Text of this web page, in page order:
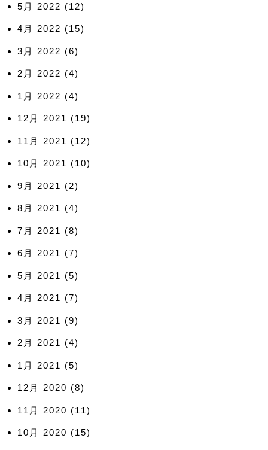
5月 2022 (12)
4月 2022 (15)
3月 2022 (6)
2月 2022 (4)
1月 2022 (4)
12月 2021 (19)
11月 2021 (12)
10月 2021 (10)
9月 2021 (2)
8月 2021 (4)
7月 2021 (8)
6月 2021 (7)
5月 2021 (5)
4月 2021 (7)
3月 2021 (9)
2月 2021 (4)
1月 2021 (5)
12月 2020 (8)
11月 2020 (11)
10月 2020 (15)